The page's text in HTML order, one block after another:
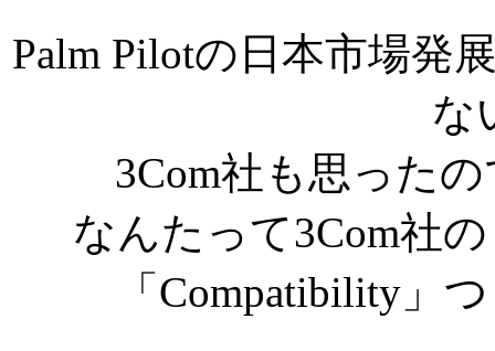
Palm Pilotの日本市場発
な
3Com社も思った
なんたって3Com社
「Compatibility」